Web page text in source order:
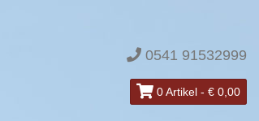
0541 91532999
0 Artikel - € 0,00